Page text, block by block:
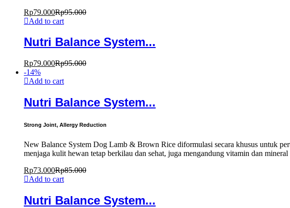
Rp79.000Rp95.000
Add to cart
Nutri Balance System...
Rp79.000Rp95.000
-14%
Add to cart
Nutri Balance System...
Strong Joint, Allergy Reduction
New Balance System Dog Lamb & Brown Rice diformulasi secara khusus untuk
menjaga kulit hewan tetap berkilau dan sehat, juga mengandung vitamin dan
Rp73.000Rp85.000
Add to cart
Nutri Balance System...